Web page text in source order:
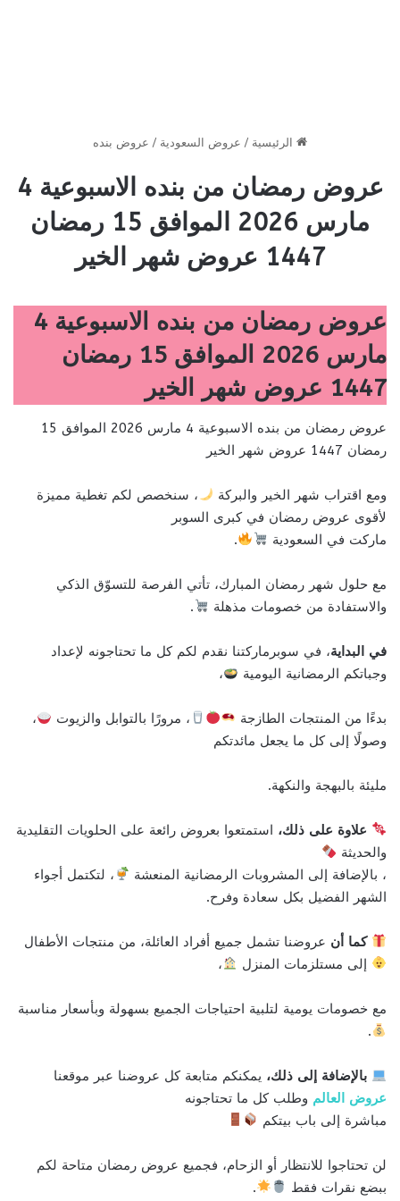
الرئيسية / عروض السعودية / عروض بنده
عروض رمضان من بنده الاسبوعية 4
مارس 2026 الموافق 15 رمضان
1447 عروض شهر الخير
عروض رمضان من بنده الاسبوعية 4
مارس 2026 الموافق 15 رمضان
1447 عروض شهر الخير
عروض رمضان من بنده الاسبوعية 4 مارس 2026 الموافق 15
رمضان 1447 عروض شهر الخير
ومع اقتراب شهر الخير والبركة
، سنخصص لكم تغطية مميزة
لأقوى عروض رمضان في كبرى السوبر
ماركت في السعودية
.
مع حلول شهر رمضان المبارك، تأتي الفرصة للتسوّق الذكي
والاستفادة من خصومات مذهلة
.
في البداية، في سوبرماركتنا نقدم لكم كل ما تحتاجونه لإعداد
وجباتكم الرمضانية اليومية
،
بدءًا من المنتجات الطازجة ، مرورًا بالتوابل والزيوت
،
وصولًا إلى كل ما يجعل مائدتكم
مليئة بالبهجة والنكهة.
علاوة على ذلك، استمتعوا بعروض رائعة على الحلويات التقليدية
والحديثة
، بالإضافة إلى المشروبات الرمضانية المنعشة
، لتكتمل أجواء
الشهر الفضيل بكل سعادة وفرح.
كما أن عروضنا تشمل جميع أفراد العائلة، من منتجات الأطفال
إلى مستلزمات المنزل
،
مع خصومات يومية لتلبية احتياجات الجميع بسهولة وبأسعار مناسبة
.
بالإضافة إلى ذلك، يمكنكم متابعة كل عروضنا عبر موقعنا
عروض العالم وطلب كل ما تحتاجونه
مباشرة إلى باب بيتكم
لن تحتاجوا للانتظار أو الزحام، فجميع عروض رمضان متاحة لكم
ببضع نقرات فقط
.